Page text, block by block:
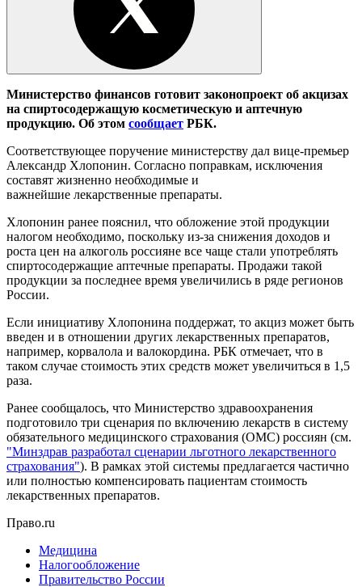
Министерство финансов готовит законопроект об акцизах
на спиртосодержащую косметическую и аптечную
продукцию. Об этом сообщает РБК.
Соответствующее поручение министерству дал вице-премьер
Александр Хлопонин. Согласно поправкам, исключения
составят жизненно необходимые и
важнейшие лекарственные препараты.
Хлопонин ранее пояснил, что обложение этой продукции
налогом необходимо, поскольку из-за снижения доходов и
роста цен на алкоголь россияне все чаще стали употреблять
спиртосодержащие аптечные препараты. Продажи такой
продукции за последнее время увеличились в ряде регионов
России.
Если инициативу Хлопонина поддержат, то акциз может быть
введен и в отношении других лекарственных препаратов,
например, корвалола и валокордина. РБК отмечает, что в
таком случае стоимость этих средств может увеличиться в 1,5
раза.
Ранее сообщалось, что Министерство здравоохранения
подготовило три сценария по включению лекарств в систему
обязательного медицинского страхования (ОМС) россиян (см.
"Минздрав разработал сценарии льготного лекарственного
страхования"). В рамках этой системы предлагается частично
или полностью компенсировать пациентам стоимость
лекарственных препаратов.
Право.ru
Медицина
Налогообложение
Правительство России